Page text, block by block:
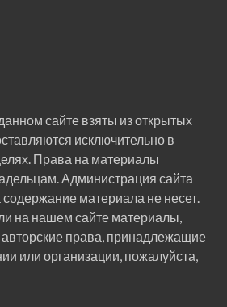
сайте взяты из открытых
исключительно в
Права на материалы
Администрация сайта
содержание материала не несет.
на нашем сайте материалы,
права, принадлежащие
или организации, пожалуйста,